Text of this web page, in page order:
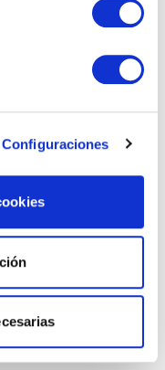
Configuraciones